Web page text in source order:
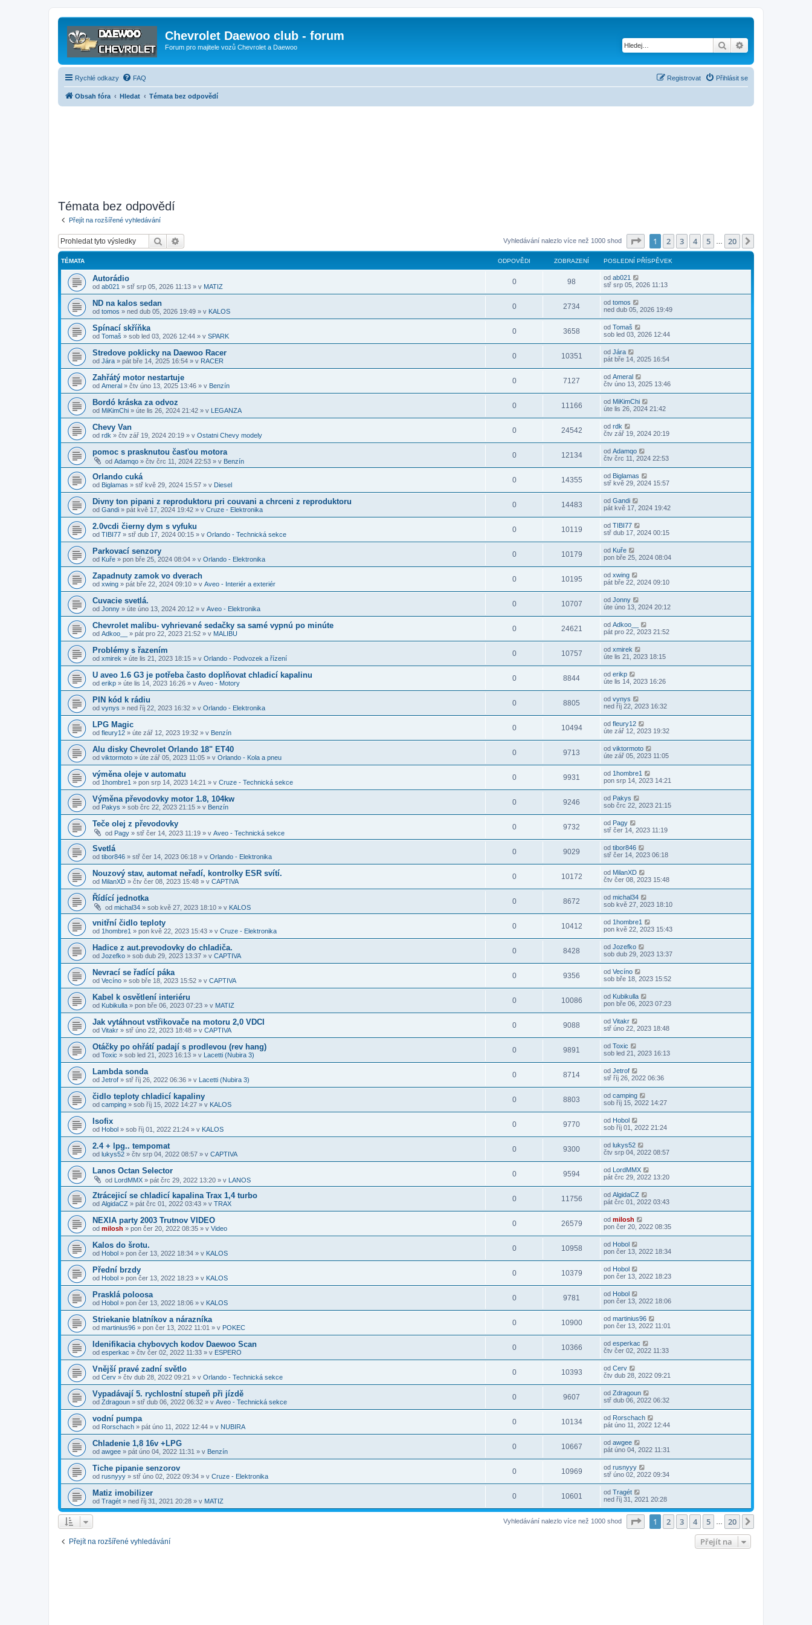
Chevrolet Daewoo club - forum
Forum pro majitele vozů Chevrolet a Daewoo Hledat
Rychlé odkazy FAQ Přihlásit se
Registrovat
Obsah fóra Hledat Témata bez odpovědí
Témata bez odpovědí
Přejít na rozšířené vyhledávání
Hledat Vyhledávání nalezlo více než 1000 shod Stránka z
1 2 3 4 5 20
TÉMATA ODPOVĚDI ZOBRAZENÍ POSLEDNÍ PŘÍSPĚVEK
Autorádio
od ab021 » stř srp 05, 2026 11:13 » v MATIZ
0 98 od ab021
stř srp 05, 2026 11:13
ND na kalos sedan
od tomos » ned dub 05, 2026 19:49 » v KALOS
0 2734 od tomos
ned dub 05, 2026 19:49
Spínací skříňka
od Tomaš » sob led 03, 2026 12:44 » v SPARK
0 3658 od Tomaš
sob led 03, 2026 12:44
Stredove poklicky na Daewoo Racer
od Jára » pát bře 14, 2025 16:54 » v RACER
0 10351 od Jára
pát bře 14, 2025 16:54
Zahřátý motor nestartuje
od Ameral » čtv úno 13, 2025 13:46 » v Benzín
0 7127 od Ameral
čtv úno 13, 2025 13:46
Bordó kráska za odvoz
od MiKimChi » úte lis 26, 2024 21:42 » v LEGANZA
0 11166 od MiKimChi
úte lis 26, 2024 21:42
Chevy Van
od rdk » čtv zář 19, 2024 20:19 » v Ostatni Chevy modely
0 24542 od rdk
čtv zář 19, 2024 20:19
pomoc s prasknutou časťou motora
od Adamqo » čtv črc 11, 2024 22:53 » v Benzín
0 12134 od Adamqo
čtv črc 11, 2024 22:53
Orlando cuká
od Biglamas » stř kvě 29, 2024 15:57 » v Diesel
0 14355 od Biglamas
stř kvě 29, 2024 15:57
Divny ton pipani z reproduktoru pri couvani a chrceni z reproduktoru
od Gandi » pát kvě 17, 2024 19:42 » v Cruze - Elektronika
0 14483 od Gandi
pát kvě 17, 2024 19:42
2.0vcdi čierny dym s vyfuku
od TIBI77 » stř dub 17, 2024 00:15 » v Orlando - Technická sekce
0 10119 od TIBI77
stř dub 17, 2024 00:15
Parkovací senzory
od Kuře » pon bře 25, 2024 08:04 » v Orlando - Elektronika
0 10179 od Kuře
pon bře 25, 2024 08:04
Zapadnuty zamok vo dverach
od xwing » pát bře 22, 2024 09:10 » v Aveo - Interiér a exteriér
0 10195 od xwing
pát bře 22, 2024 09:10
Cuvacie svetlá.
od Jonny » úte úno 13, 2024 20:12 » v Aveo - Elektronika
0 10707 od Jonny
úte úno 13, 2024 20:12
Chevrolet malibu- vyhrievané sedačky sa samé vypnú po minúte
od Adkoo__ » pát pro 22, 2023 21:52 » v MALIBU
0 24621 od Adkoo__
pát pro 22, 2023 21:52
Problémy s řazením
od xmirek » úte lis 21, 2023 18:15 » v Orlando - Podvozek a řízení
0 10757 od xmirek
úte lis 21, 2023 18:15
U aveo 1.6 G3 je potřeba často doplňovat chladicí kapalinu
od erikp » úte lis 14, 2023 16:26 » v Aveo - Motory
0 8844 od erikp
úte lis 14, 2023 16:26
PIN kód k rádiu
od vynys » ned říj 22, 2023 16:32 » v Orlando - Elektronika
0 8805 od vynys
ned říj 22, 2023 16:32
LPG Magic
od fleury12 » úte zář 12, 2023 19:32 » v Benzín
0 10494 od fleury12
úte zář 12, 2023 19:32
Alu disky Chevrolet Orlando 18" ET40
od viktormoto » úte zář 05, 2023 11:05 » v Orlando - Kola a pneu
0 9713 od viktormoto
úte zář 05, 2023 11:05
výměna oleje v automatu
od 1hombre1 » pon srp 14, 2023 14:21 » v Cruze - Technická sekce
0 9931 od 1hombre1
pon srp 14, 2023 14:21
Výměna převodovky motor 1.8, 104kw
od Pakys » sob črc 22, 2023 21:15 » v Benzín
0 9246 od Pakys
sob črc 22, 2023 21:15
Teče olej z převodovky
od Pagy » stř čer 14, 2023 11:19 » v Aveo - Technická sekce
0 9732 od Pagy
stř čer 14, 2023 11:19
Svetlá
od tibor846 » stř čer 14, 2023 06:18 » v Orlando - Elektronika
0 9029 od tibor846
stř čer 14, 2023 06:18
Nouzový stav, automat neřadí, kontrolky ESR svítí.
od MilanXD » čtv čer 08, 2023 15:48 » v CAPTIVA
0 10172 od MilanXD
čtv čer 08, 2023 15:48
Řídící jednotka
od michal34 » sob kvě 27, 2023 18:10 » v KALOS
0 8672 od michal34
sob kvě 27, 2023 18:10
vnitřní čidlo teploty
od 1hombre1 » pon kvě 22, 2023 15:43 » v Cruze - Elektronika
0 10412 od 1hombre1
pon kvě 22, 2023 15:43
Hadice z aut.prevodovky do chladiča.
od Jozefko » sob dub 29, 2023 13:37 » v CAPTIVA
0 8428 od Jozefko
sob dub 29, 2023 13:37
Nevrací se řadící páka
od Vecíno » sob bře 18, 2023 15:52 » v CAPTIVA
0 9356 od Vecíno
sob bře 18, 2023 15:52
Kabel k osvětlení interiéru
od Kubikulla » pon bře 06, 2023 07:23 » v MATIZ
0 10086 od Kubikulla
pon bře 06, 2023 07:23
Jak vytáhnout vstřikovače na motoru 2,0 VDCI
od Vitakr » stř úno 22, 2023 18:48 » v CAPTIVA
0 9088 od Vitakr
stř úno 22, 2023 18:48
Otáčky po ohřátí padají s prodlevou (rev hang)
od Toxic » sob led 21, 2023 16:13 » v Lacetti (Nubira 3)
0 9891 od Toxic
sob led 21, 2023 16:13
Lambda sonda
od Jetrof » stř říj 26, 2022 06:36 » v Lacetti (Nubira 3)
0 8714 od Jetrof
stř říj 26, 2022 06:36
čidlo teploty chladicí kapaliny
od camping » sob říj 15, 2022 14:27 » v KALOS
0 8803 od camping
sob říj 15, 2022 14:27
Isofix
od Hobol » sob říj 01, 2022 21:24 » v KALOS
0 9770 od Hobol
sob říj 01, 2022 21:24
2.4 + lpg.. tempomat
od lukys52 » čtv srp 04, 2022 08:57 » v CAPTIVA
0 9300 od lukys52
čtv srp 04, 2022 08:57
Lanos Octan Selector
od LordMMX » pát črc 29, 2022 13:20 » v LANOS
0 9594 od LordMMX
pát črc 29, 2022 13:20
Ztrácejicí se chladicí kapalina Trax 1,4 turbo
od AlgidaCZ » pát črc 01, 2022 03:43 » v TRAX
0 11756 od AlgidaCZ
pát črc 01, 2022 03:43
NEXIA party 2003 Trutnov VIDEO
od milosh » pon čer 20, 2022 08:35 » v Video
0 26579 od milosh
pon čer 20, 2022 08:35
Kalos do šrotu.
od Hobol » pon čer 13, 2022 18:34 » v KALOS
0 10958 od Hobol
pon čer 13, 2022 18:34
Přední brzdy
od Hobol » pon čer 13, 2022 18:23 » v KALOS
0 10379 od Hobol
pon čer 13, 2022 18:23
Prasklá poloosa
od Hobol » pon čer 13, 2022 18:06 » v KALOS
0 9781 od Hobol
pon čer 13, 2022 18:06
Striekanie blatníkov a nárazníka
od martinius96 » pon čer 13, 2022 11:01 » v POKEC
0 10900 od martinius96
pon čer 13, 2022 11:01
Idenifikacia chybovych kodov Daewoo Scan
od esperkac » čtv čer 02, 2022 11:33 » v ESPERO
0 10366 od esperkac
čtv čer 02, 2022 11:33
Vnější pravé zadní světlo
od Cerv » čtv dub 28, 2022 09:21 » v Orlando - Technická sekce
0 10393 od Cerv
čtv dub 28, 2022 09:21
Vypadávají 5. rychlostní stupeň při jízdě
od Zdragoun » stř dub 06, 2022 06:32 » v Aveo - Technická sekce
0 9607 od Zdragoun
stř dub 06, 2022 06:32
vodní pumpa
od Rorschach » pát úno 11, 2022 12:44 » v NUBIRA
0 10134 od Rorschach
pát úno 11, 2022 12:44
Chladenie 1,8 16v +LPG
od awgee » pát úno 04, 2022 11:31 » v Benzín
0 10667 od awgee
pát úno 04, 2022 11:31
Tiche pipanie senzorov
od rusnyyy » stř úno 02, 2022 09:34 » v Cruze - Elektronika
0 10969 od rusnyyy
stř úno 02, 2022 09:34
Matiz imobilizer
od Tragét » ned říj 31, 2021 20:28 » v MATIZ
0 10601 od Tragét
ned říj 31, 2021 20:28
Vyhledávání nalezlo více než 1000 shod Stránka z
1 2 3 4 5 20
Přejít na rozšířené vyhledávání Přejít na